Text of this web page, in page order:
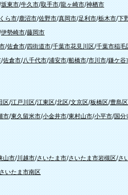
坂東市/牛久市/取手市/龍ヶ崎市/神栖市
ら市/鹿沼市/佐野市/真岡市/足利市/栃木市/下
伊勢崎市/藤岡市
/佐倉市/四街道市/千葉市花見川区/千葉市稲毛
/佐倉市/八千代市/浦安市/船橋市/市川市/鎌ケ谷
区/江戸川区/江東区/北区/文京区/板橋区/豊島区
市/東久留米市/小金井市/東村山市/小平市/国分
山市/川越市/さいたま市/さいたま市岩槻区/さ
さいたま市南区